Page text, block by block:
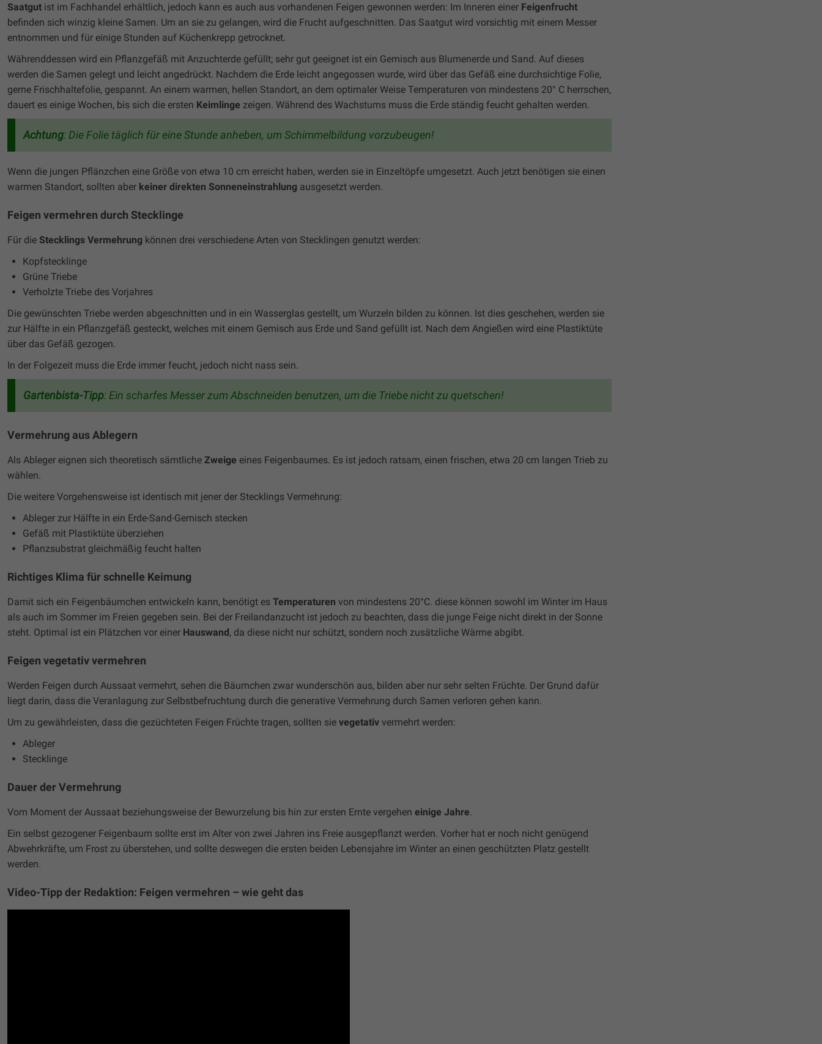
Saatgut ist im Fachhandel erhältlich, jedoch kann es auch aus vorhandenen Feigen gewonnen werden: Im Inneren einer Feigenfrucht
befinden sich winzig kleine Samen. Um an sie zu gelangen, wird die Frucht aufgeschnitten. Das Saatgut wird vorsichtig mit einem Messer
entnommen und für einige Stunden auf Küchenkrepp getrocknet.
Währenddessen wird ein Pflanzgefäß mit Anzuchterde gefüllt; sehr gut geeignet ist ein Gemisch aus Blumenerde und Sand. Auf dieses
werden die Samen gelegt und leicht angedrückt. Nachdem die Erde leicht angegossen wurde, wird über das Gefäß eine durchsichtige Folie,
gerne Frischhaltefolie, gespannt. An einem warmen, hellen Standort, an dem optimaler Weise Temperaturen von mindestens 20° C herrschen,
dauert es einige Wochen, bis sich die ersten Keimlinge zeigen. Während des Wachstums muss die Erde ständig feucht gehalten werden.
Achtung: Die Folie täglich für eine Stunde anheben, um Schimmelbildung vorzubeugen!
Wenn die jungen Pflänzchen eine Größe von etwa 10 cm erreicht haben, werden sie in Einzeltöpfe umgesetzt. Auch jetzt benötigen sie einen
warmen Standort, sollten aber keiner direkten Sonneneinstrahlung ausgesetzt werden.
Feigen vermehren durch Stecklinge
Für die Stecklings Vermehrung können drei verschiedene Arten von Stecklingen genutzt werden:
Kopfstecklinge
Grüne Triebe
Verholzte Triebe des Vorjahres
Die gewünschten Triebe werden abgeschnitten und in ein Wasserglas gestellt, um Wurzeln bilden zu können. Ist dies geschehen, werden sie
zur Hälfte in ein Pflanzgefäß gesteckt, welches mit einem Gemisch aus Erde und Sand gefüllt ist. Nach dem Angießen wird eine Plastiktüte
über das Gefäß gezogen.
In der Folgezeit muss die Erde immer feucht, jedoch nicht nass sein.
Gartenbista-Tipp: Ein scharfes Messer zum Abschneiden benutzen, um die Triebe nicht zu quetschen!
Vermehrung aus Ablegern
Als Ableger eignen sich theoretisch sämtliche Zweige eines Feigenbaumes. Es ist jedoch ratsam, einen frischen, etwa 20 cm langen Trieb zu
wählen.
Die weitere Vorgehensweise ist identisch mit jener der Stecklings Vermehrung:
Ableger zur Hälfte in ein Erde-Sand-Gemisch stecken
Gefäß mit Plastiktüte überziehen
Pflanzsubstrat gleichmäßig feucht halten
Richtiges Klima für schnelle Keimung
Damit sich ein Feigenbäumchen entwickeln kann, benötigt es Temperaturen von mindestens 20°C. diese können sowohl im Winter im Haus
als auch im Sommer im Freien gegeben sein. Bei der Freilandanzucht ist jedoch zu beachten, dass die junge Feige nicht direkt in der Sonne
steht. Optimal ist ein Plätzchen vor einer Hauswand , da diese nicht nur schützt, sondern noch zusätzliche Wärme abgibt.
Feigen vegetativ vermehren
Werden Feigen durch Aussaat vermehrt, sehen die Bäumchen zwar wunderschön aus, bilden aber nur sehr selten Früchte. Der Grund dafür
liegt darin, dass die Veranlagung zur Selbstbefruchtung durch die generative Vermehrung durch Samen verloren gehen kann.
Um zu gewährleisten, dass die gezüchteten Feigen Früchte tragen, sollten sie vegetativ vermehrt werden:
Ableger
Stecklinge
Dauer der Vermehrung
Vom Moment der Aussaat beziehungsweise der Bewurzelung bis hin zur ersten Ernte vergehen einige Jahre.
Ein selbst gezogener Feigenbaum sollte erst im Alter von zwei Jahren ins Freie ausgepflanzt werden. Vorher hat er noch nicht genügend
Abwehrkräfte, um Frost zu überstehen, und sollte deswegen die ersten beiden Lebensjahre im Winter an einen geschützten Platz gestellt
werden.
Video-Tipp der Redaktion: Feigen vermehren – wie geht das